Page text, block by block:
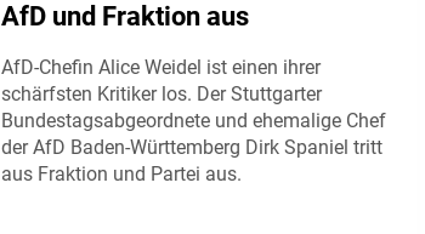
AfD und Fraktion aus
AfD-Chefin Alice Weidel ist einen ihrer
schärfsten Kritiker los. Der Stuttgarter
Bundestagsabgeordnete und ehemalige Chef
der AfD Baden-Württemberg Dirk Spaniel tritt
aus Fraktion und Partei aus.